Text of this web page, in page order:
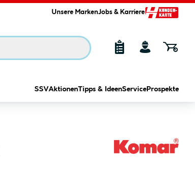
Unsere MarkenJobs & Karriere
SSVAktionenTipps & IdeenService Prospekte